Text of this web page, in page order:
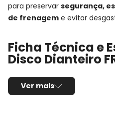
para preservar segurança,
de frenagem e evitar
Ficha Técnica e
Disco Dianteiro
Montadora:
Modelo:A4
Ver mais